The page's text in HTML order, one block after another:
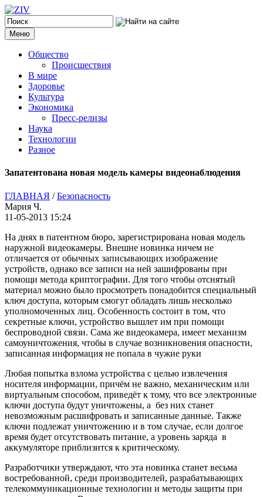
Меню
Общество
Происшествия
В мире
Здоровье
Культура
Экономика
Пресс-релизы
Наука
Технологии
Разное
Запатентована новая модель камеры видеонаблюдения
ГЛАВНАЯ /Безопасность
Мария Ч.
11-05-2013 15:24
На днях в патентном бюро, зарегистрирована новая модель
наружной видеокамеры. Внешне новинка ничем не
отличается от обычных записывающих изображение
устройств, однако все записи на ней зашифрованы при
помощи метода криптографии. Для того чтобы отснятый
материал можно было просмотреть понадобится специальный
ключ доступа, которым смогут обладать лишь несколько
уполномоченных лиц. Особенность состоит в том, что
секретные ключи, устройство вышлет им при помощи
беспроводной связи. Сама же видеокамера, имеет механизм
самоуничтожения, чтобы в случае возникновения опасности,
записанная информация не попала в чужие руки
Любая попытка взлома устройства с целью извлечения
носителя информации, причём не важно, механическим или
виртуальным способом, приведёт к тому, что все электронные
ключи доступа будут уничтожены, а без них станет
невозможным расшифровать и записанные данные. Также
ключи подлежат уничтожению и в том случае, если долгое
время будет отсутствовать питание, а уровень заряда в
аккумуляторе приблизится к критическому.
Разработчики утверждают, что эта новинка станет весьма
востребованной, среди производителей, разрабатывающих
телекоммуникационные технологии и методы защиты при